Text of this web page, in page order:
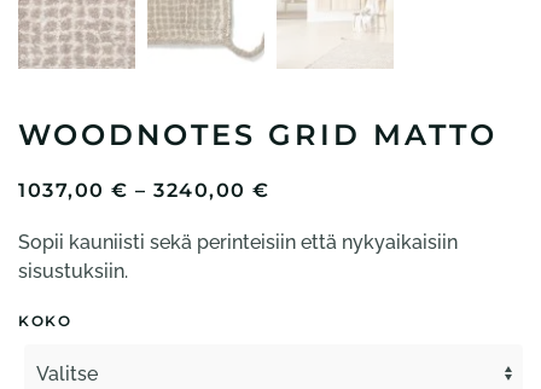
WOODNOTES GRID MATTO
1037,00 € – 3240,00 €
-
Sopii kauniisti sekä perinteisiin että nykyaikaisiin
sisustuksiin.
KOKO